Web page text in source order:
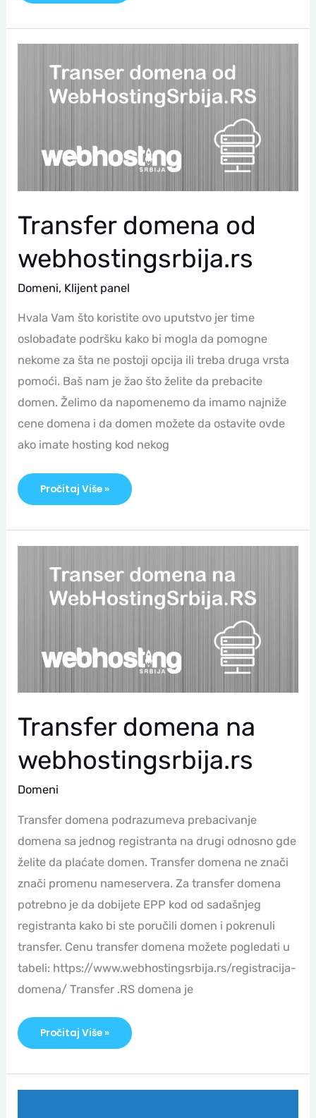
Transfer domena od
webhostingsrbija.rs
Domeni, Klijent panel
Hvala Vam što koristite ovo uputstvo jer time
oslobađate podršku kako bi mogla da pomogne
nekome za šta ne postoji opcija ili treba druga vrsta
pomoći. Baš nam je žao što želite da prebacite
domen. Želimo da napomenemo da imamo najniže
cene domena i da domen možete da ostavite ovde
ako imate hosting kod nekog
Transfer
Od
Webhostingsrbija.rs
Pročitaj Više »
Transfer domena na
webhostingsrbija.rs
Domeni
Transfer domena podrazumeva prebacivanje
domena sa jednog registranta na drugi odnosno gde
želite da plaćate domen. Transfer domena ne znači
znači promenu nameservera. Za transfer domena
potrebno je da dobijete EPP kod od sadašnjeg
registranta kako bi ste poručili domen i pokrenuli
transfer. Cenu transfer domena možete pogledati u
tabeli: https://www.webhostingsrbija.rs/registracija-
domena/ Transfer .RS domena je
Transfer
Na
Webhostingsrbija.rs
Pročitaj Više »
Postavljanje